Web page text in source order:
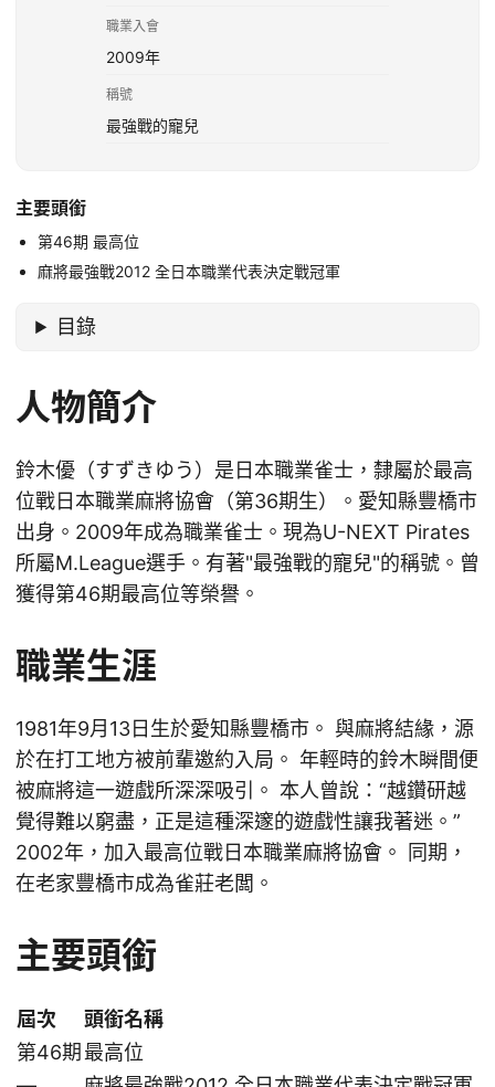
職業入會
2009年
稱號
最強戰的寵兒
主要頭銜
第46期 最高位
麻將最強戰2012 全日本職業代表決定戰冠軍
目錄
人物簡介
鈴木優（すずきゆう）是日本職業雀士，隸屬於最高
位戰日本職業麻將協會（第36期生）。愛知縣豐橋市
出身。2009年成為職業雀士。現為U-NEXT Pirates
所屬M.League選手。有著"最強戰的寵兒"的稱號。曾
獲得第46期最高位等榮譽。
職業生涯
1981年9月13日生於愛知縣豐橋市。 與麻將結緣，源
於在打工地方被前輩邀約入局。 年輕時的鈴木瞬間便
被麻將這一遊戲所深深吸引。 本人曾說：“越鑽研越
覺得難以窮盡，正是這種深邃的遊戲性讓我著迷。”
2002年，加入最高位戰日本職業麻將協會。 同期，
在老家豐橋市成為雀莊老闆。
主要頭銜
屆次
頭銜名稱
第46期最高位